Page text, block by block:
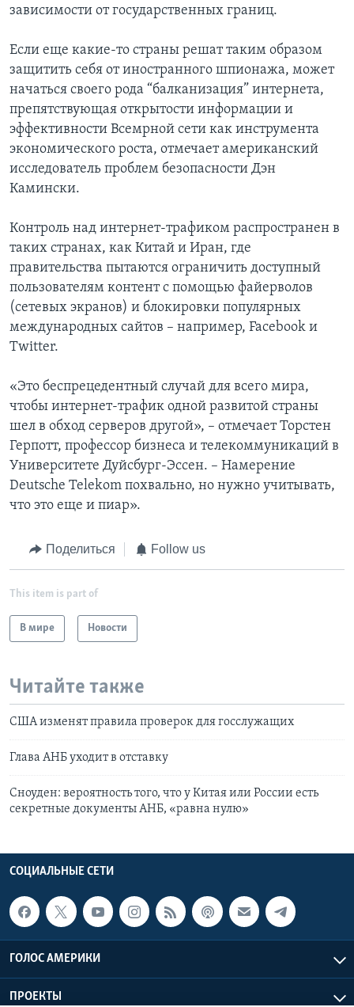
зависимости от государственных границ.
Если еще какие-то страны решат таким образом
защитить себя от иностранного шпионажа, может
начаться своего рода “балканизация” интернета,
препятствующая открытости информации и
эффективности Всемрной сети как инструмента
экономического роста, отмечает американский
исследователь проблем безопасности Дэн
Камински.
Контроль над интернет-трафиком распространен в
таких странах, как Китай и Иран, где
правительства пытаются ограничить доступный
пользователям контент с помощью файерволов
(сетевых экранов) и блокировки популярных
международных сайтов – например, Facebook и
Twitter.
«Это беспрецедентный случай для всего мира,
чтобы интернет-трафик одной развитой страны
шел в обход серверов другой», – отмечает Торстен
Герпотт, профессор бизнеса и телекоммуникаций в
Университете Дуйсбург-Эссен. – Намерение
Deutsche Telekom похвально, но нужно учитывать,
что это еще и пиар».
Поделиться Follow us
This item is part of
В мире Новости
Читайте также
США изменят правила проверок для госслужащих
Глава АНБ уходит в отставку
Сноуден: вероятность того, что у Китая или России есть
секретные документы АНБ, «равна нулю»
СОЦИАЛЬНЫЕ СЕТИ
ГОЛОС АМЕРИКИ
ПРОЕКТЫ